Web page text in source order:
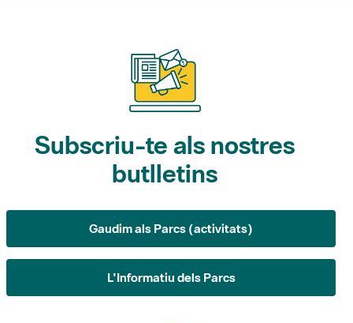
Subscriu-te als nostres
butlletins
Gaudim als Parcs (activitats)